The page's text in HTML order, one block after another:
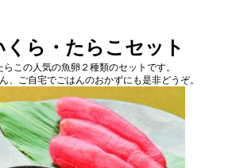
くら・たらこセット
らこの人気の魚卵２種類のセットです。
、ご自宅でごはんのおかずにも是非どうぞ。